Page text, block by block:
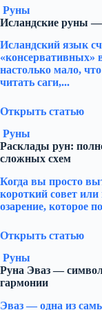
Руны
Исландские руны —
Исландский язык
«консервативных»
настолько мало,
читать саги,...
Открыть статью
Руны
Расклады рун:
сложных схем
Когда вы просто
короткий совет
озарение, которое
Открыть статью
Руны
Руна Эваз —
гармонии
Эваз — одна из